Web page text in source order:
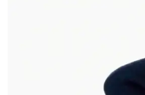
У Dior 15 новых амбассадоров,
ведущие мировые атлетки. Среди них: